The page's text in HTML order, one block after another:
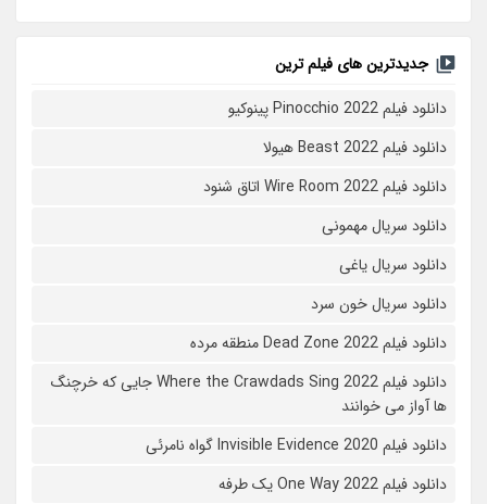
جدیدترین های فیلم ترین
دانلود فیلم Pinocchio 2022 پینوکیو
دانلود فیلم Beast 2022 هیولا
دانلود فیلم Wire Room 2022 اتاق شنود
دانلود سریال مهمونی
دانلود سریال یاغی
دانلود سریال خون سرد
دانلود فیلم 2022 Dead Zone منطقه مرده
دانلود فیلم Where the Crawdads Sing 2022 جایی که خرچنگ
ها آواز می خوانند
دانلود فیلم 2020 Invisible Evidence گواه نامرئی
دانلود فیلم One Way 2022 یک طرفه